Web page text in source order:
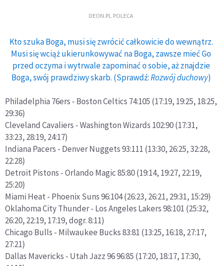
DEON.PL POLECA
Kto szuka Boga, musi się zwrócić całkowicie do wewnątrz.
Musi się wciąż ukierunkowywać na Boga, zawsze mieć Go
przed oczyma i wytrwale zapominać o sobie, aż znajdzie
Boga, swój prawdziwy skarb. (Sprawdź:Rozwój duchowy)
Philadelphia 76ers - Boston Celtics 74:105 (17:19, 19:25, 18:25,
29:36)
Cleveland Cavaliers - Washington Wizards 102:90 (17:31,
33:23, 28:19, 24:17)
Indiana Pacers - Denver Nuggets 93:111 (13:30, 26:25, 32:28,
22:28)
Detroit Pistons - Orlando Magic 85:80 (19:14, 19:27, 22:19,
25:20)
Miami Heat - Phoenix Suns 96:104 (26:23, 26:21, 29:31, 15:29)
Oklahoma City Thunder - Los Angeles Lakers 98:101 (25:32,
26:20, 22:19, 17:19, dogr. 8:11)
Chicago Bulls - Milwaukee Bucks 83:81 (13:25, 16:18, 27:17,
27:21)
Dallas Mavericks - Utah Jazz 96 96:85 (17:20, 18:17, 17:30,